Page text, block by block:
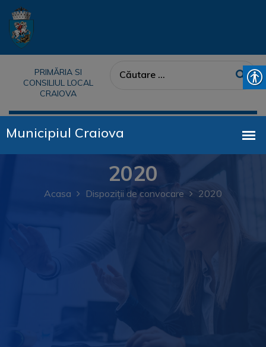
PRIMĂRIA SI
CONSILIUL LOCAL
CRAIOVA
2020
Acasa Dispoziții de convocare 2020